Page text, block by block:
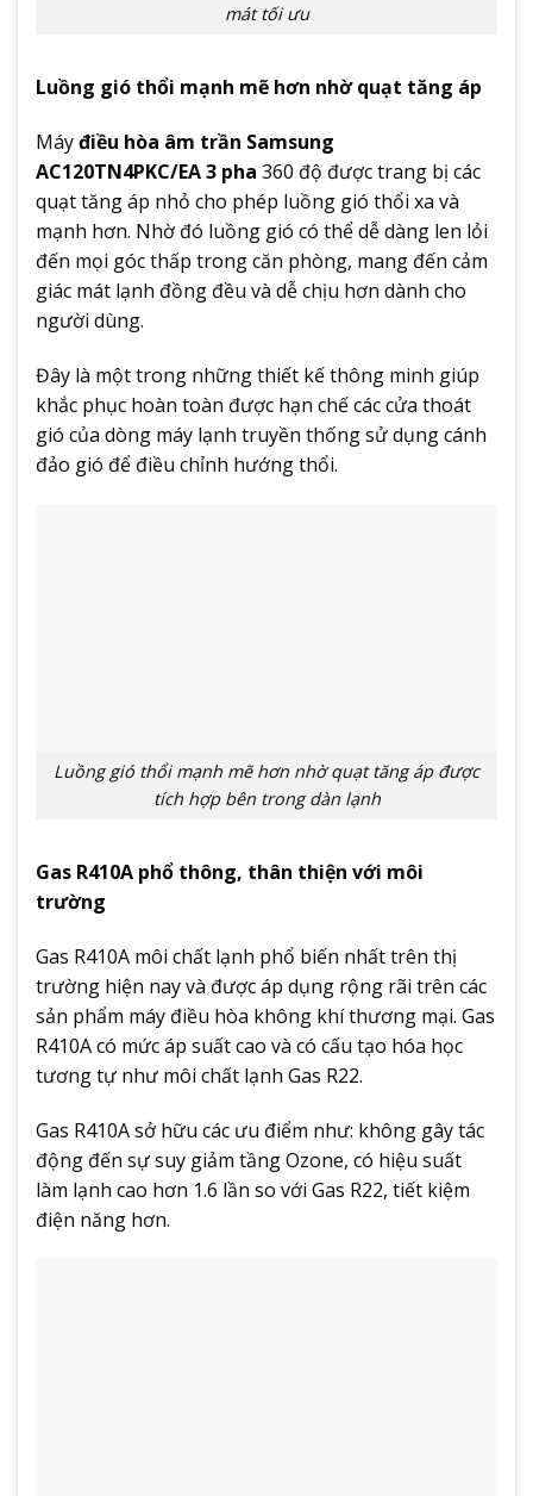
mát tối ưu
Luồng gió thổi mạnh mẽ hơn nhờ quạt tăng áp
Máyđiều hòa âm trần Samsung
AC120TN4PKC/EA 3 pha 360 độ được trang bị các
quạt tăng áp nhỏ cho phép luồng gió thổi xa và
mạnh hơn. Nhờ đó luồng gió có thể dễ dàng len lỏi
đến mọi góc thấp trong căn phòng, mang đến cảm
giác mát lạnh đồng đều và dễ chịu hơn dành cho
người dùng.
Đây là một trong những thiết kế thông minh giúp
khắc phục hoàn toàn được hạn chế các cửa thoát
gió của dòng máy lạnh truyền thống sử dụng cánh
đảo gió để điều chỉnh hướng thổi.
Luồng gió thổi mạnh mẽ hơn nhờ quạt tăng áp được
tích hợp bên trong dàn lạnh
Gas R410A phổ thông, thân thiện với môi
trường
Gas R410A môi chất lạnh phổ biến nhất trên thị
trường hiện nay và được áp dụng rộng rãi trên các
sản phẩm máy điều hòa không khí thương mại. Gas
R410A có mức áp suất cao và có cấu tạo hóa học
tương tự như môi chất lạnh Gas R22.
Gas R410A sở hữu các ưu điểm như: không gây tác
động đến sự suy giảm tầng Ozone, có hiệu suất
làm lạnh cao hơn 1.6 lần so với Gas R22, tiết kiệm
điện năng hơn.